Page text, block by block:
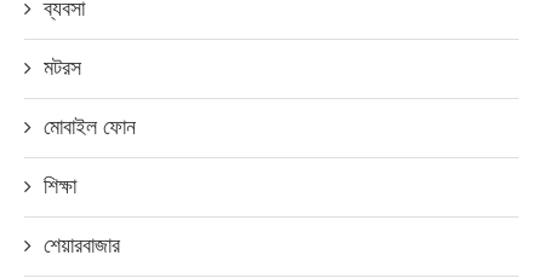
ব্যবসা
মটরস
মোবাইল ফোন
শিক্ষা
শেয়ারবাজার